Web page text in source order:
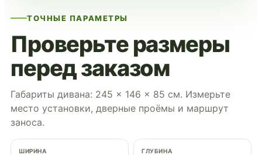
ТОЧНЫЕ ПАРАМЕТРЫ
Проверьте размеры
перед заказом
Габариты дивана: 245 × 146 × 85 см. Измерьте
место установки, дверные проёмы и маршрут
заноса.
ШИРИНА ГЛУБИНА